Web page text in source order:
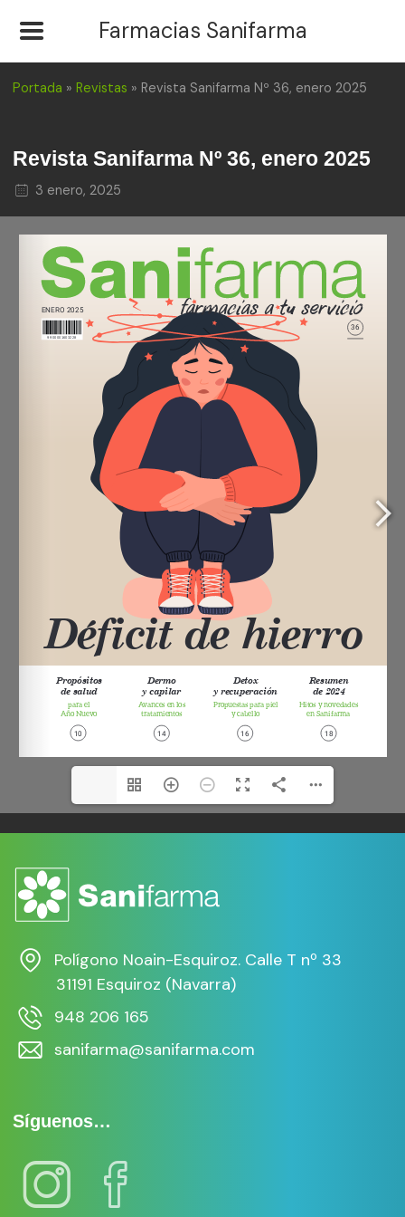
Farmacias Sanifarma
Portada »Revistas » Revista Sanifarma Nº 36, enero 2025
Revista Sanifarma Nº 36, enero 2025
3 enero, 2025
Polígono Noain-Esquiroz. Calle T nº 33
31191 Esquiroz (Navarra)
948 206 165
sanifarma@sanifarma.com
Síguenos…